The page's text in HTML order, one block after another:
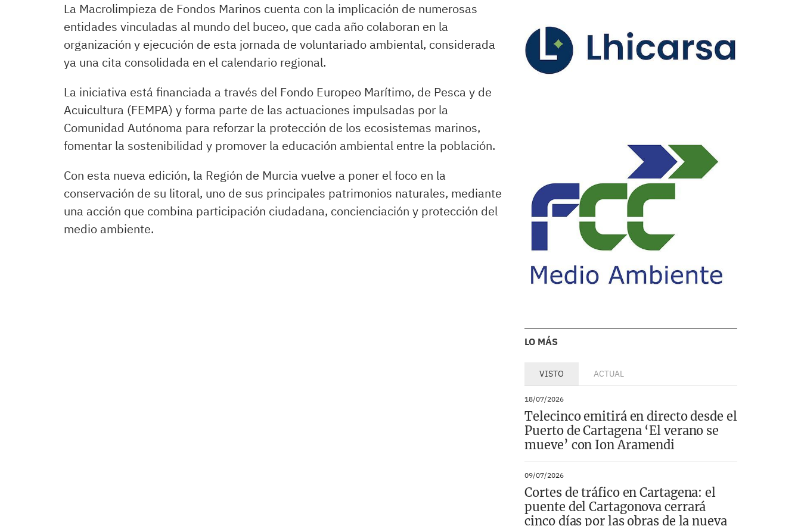
La Macrolimpieza de Fondos Marinos cuenta con la implicación de numerosas
entidades vinculadas al mundo del buceo, que cada año colaboran en la
organización y ejecución de esta jornada de voluntariado ambiental, considerada
ya una cita consolidada en el calendario regional.
La iniciativa está financiada a través del Fondo Europeo Marítimo, de Pesca y de
Acuicultura (FEMPA) y forma parte de las actuaciones impulsadas por la
Comunidad Autónoma para reforzar la protección de los ecosistemas marinos,
fomentar la sostenibilidad y promover la educación ambiental entre la población.
Con esta nueva edición, la Región de Murcia vuelve a poner el foco en la
conservación de su litoral, uno de sus principales patrimonios naturales, mediante
una acción que combina participación ciudadana, concienciación y protección del
medio ambiente.
LO MÁS
VISTO ACTUAL
18/07/2026
Telecinco emitirá en directo desde el
Puerto de Cartagena ‘El verano se
mueve’ con Ion Aramendi
09/07/2026
Cortes de tráfico en Cartagena: el
puente del Cartagonova cerrará
cinco días por las obras de la nueva